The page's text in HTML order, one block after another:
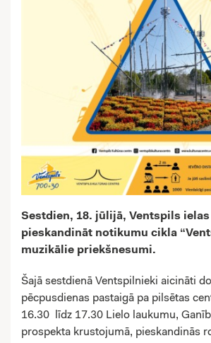
Sestdien, 18. jūlijā, Ventspils
pieskandināt notikumu cikla
muzikālie priekšnesumi.
Šajā sestdienā Ventspilnieki aicināti
pēcpusdienas pastaigā pa pilsētas
16.30 līdz 17.30 Lielo laukumu,
prospekta krustojumā, pieskandinās